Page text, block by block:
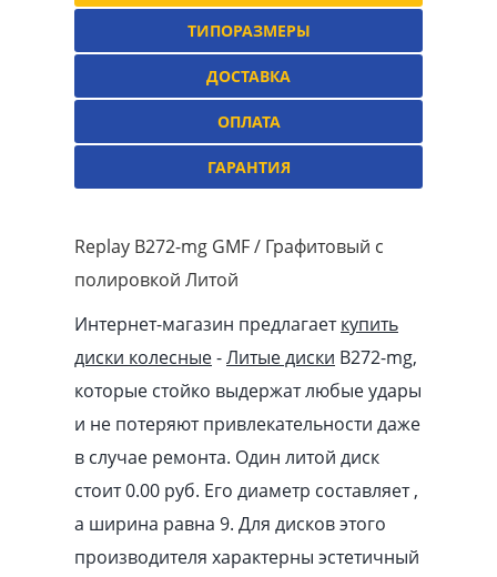
ТИПОРАЗМЕРЫ
ДОСТАВКА
ОПЛАТА
ГАРАНТИЯ
Replay B272-mg GMF / Графитовый с
полировкой Литой
Интернет-магазин предлагаеткупить
диски колесные-Литые диски B272-mg,
которые стойко выдержат любые удары
и не потеряют привлекательности даже
в случае ремонта. Один литой диск
стоит 0.00 pуб. Его диаметр составляет ,
а ширина равна 9. Для дисков этого
производителя характерны эстетичный